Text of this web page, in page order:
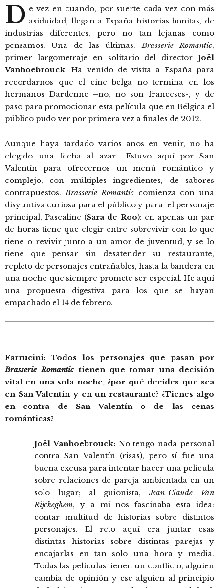
D e vez en cuando, por suerte cada vez con más
asiduidad, llegan a España historias bonitas, de
industrias diferentes, pero no tan lejanas como
pensamos. Una de las últimas:Brasserie Romantic,
primer largometraje en solitario del director Joël
Vanhoebrouck. Ha venido de visita a España para
recordarnos que el cine belga no termina en los
hermanos Dardenne –no, no son franceses-, y de
paso para promocionar esta película que en Bélgica el
público pudo ver por primera vez a finales de 2012.
Aunque haya tardado varios años en venir, no ha
elegido una fecha al azar… Estuvo aquí por San
Valentín para ofrecernos un menú romántico y
complejo, con múltiples ingredientes, de sabores
contrapuestos.Brasserie Romantic comienza con una
disyuntiva curiosa para el público y para el personaje
principal, Pascaline (Sara de Roo): en apenas un par
de horas tiene que elegir entre sobrevivir con lo que
tiene o revivir junto a un amor de juventud, y se lo
tiene que pensar sin desatender su restaurante,
repleto de personajes entrañables, hasta la bandera en
una noche que siempre promete ser especial. He aquí
una propuesta digestiva para los que se hayan
empachado el 14 de febrero.
Farrucini: Todos los personajes que pasan por
Brasserie Romantic tienen que tomar una decisión
vital en una sola noche, ¿por qué decides que sea
en San Valentín y en un restaurante? ¿Tienes algo
en contra de San Valentín o de las cenas
románticas?
Joël Vanhoebrouck:No tengo nada personal
contra San Valentín (risas), pero sí fue una
buena excusa para intentar hacer una película
sobre relaciones de pareja ambientada en un
solo lugar; al guionista,Jean-Claude Van
Rijckeghem, y a mí nos fascinaba esta idea:
contar multitud de historias sobre distintos
personajes. El reto aquí era juntar esas
distintas historias sobre distintas parejas y
encajarlas en tan solo una hora y media.
Todas las películas tienen un conflicto, alguien
cambia de opinión y ese alguien al principio